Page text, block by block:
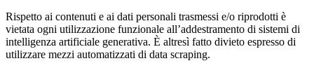
Rispetto ai contenuti e ai dati personali trasmessi e/o riprodotti è
vietata ogni utilizzazione funzionale all’addestramento di sistemi di
intelligenza artificiale generativa. È altresì fatto divieto espresso di
utilizzare mezzi automatizzati di data scraping.